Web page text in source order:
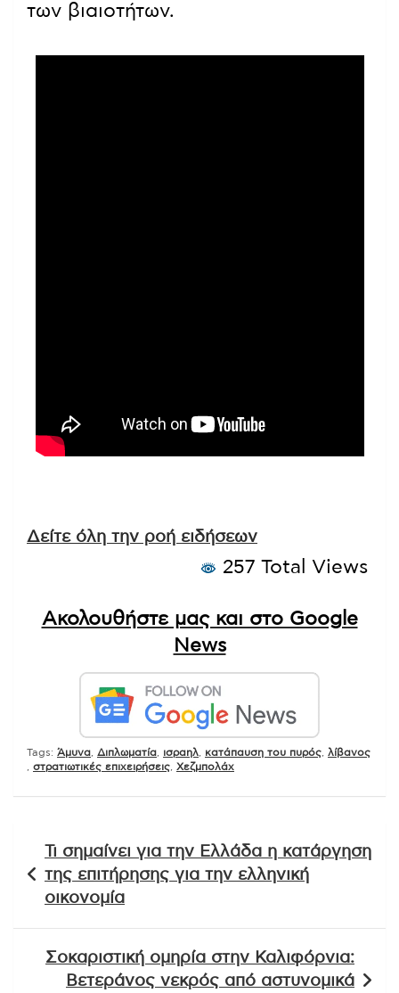
των βιαιοτήτων.
Δείτε όλη την ροή ειδήσεων
257 Total Views
Ακολουθήστε μας και στο Google
News
Tags: Άμυνα Διπλωματία ισραηλ κατάπαυση του πυρός λίβανος
στρατιωτικές επιχειρήσεις Χεζμπολάχ
άρθρων
Τι σημαίνει για την Ελλάδα η κατάργηση
της επιτήρησης για την ελληνική
οικονομία
Σοκαριστική ομηρία στην Καλιφόρνια:
Βετεράνος νεκρός από αστυνομικά